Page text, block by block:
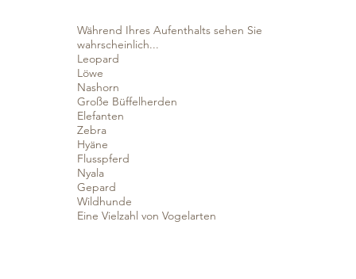
Während Ihres Aufenthalts sehen Sie
wahrscheinlich...
Leopard
Löwe
Nashorn
Große Büffelherden
Elefanten
Zebra
Hyäne
Flusspferd
Nyala
Gepard
Wildhunde
Eine Vielzahl von Vogelarten